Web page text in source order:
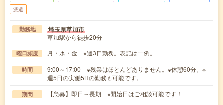
派遣
勤務地 埼玉県草加市
草加駅から徒歩20分
曜日頻度 月・水・金 ※週3日勤務。表記は一例。
時間
9:00～17:00 ※残業はほとんどありません。※休憩60分。※
週5日の実働5Hの勤務も可能です。
期間 【急募】即日～長期 ※開始日はご相談可能です！